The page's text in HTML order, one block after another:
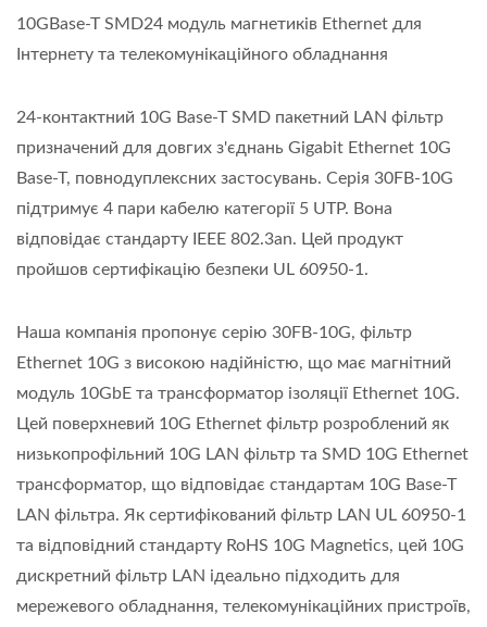
10GBase-T SMD24 модуль магнетиків Ethernet для
Інтернету та телекомунікаційного обладнання
24-контактний 10G Base-T SMD пакетний LAN фільтр
призначений для довгих з'єднань Gigabit Ethernet 10G
Base-T, повнодуплексних застосувань. Серія 30FB-10G
підтримує 4 пари кабелю категорії 5 UTP. Вона
відповідає стандарту IEEE 802.3an. Цей продукт
пройшов сертифікацію безпеки UL 60950-1.
Наша компанія пропонує серію 30FB-10G, фільтр
Ethernet 10G з високою надійністю, що має магнітний
модуль 10GbE та трансформатор ізоляції Ethernet 10G.
Цей поверхневий 10G Ethernet фільтр розроблений як
низькопрофільний 10G LAN фільтр та SMD 10G Ethernet
трансформатор, що відповідає стандартам 10G Base-T
LAN фільтра. Як сертифікований фільтр LAN UL 60950-1
та відповідний стандарту RoHS 10G Magnetics, цей 10G
дискретний фільтр LAN ідеально підходить для
мережевого обладнання, телекомунікаційних пристроїв,